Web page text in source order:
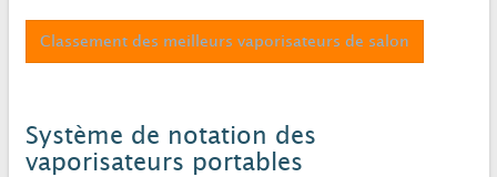
Classement des meilleurs vaporisateurs de salon
Système de notation des
vaporisateurs portables